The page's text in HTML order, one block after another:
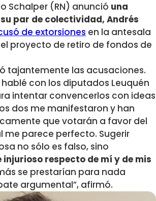
Schalper (RN) anunció una
par de colectividad, Andrés
de extorsiones en la antesala
proyecto de retiro de fondos de
tajantemente las acusaciones.
hablé con los diputados Leuquén
intentar convencerlos con ideas
dos me manifestaron y han
que votarán a favor del
me parece perfecto. Sugerir
no sólo es falso, sino
respecto de mí y de mis
se prestarían para nada
argumental”, afirmó.